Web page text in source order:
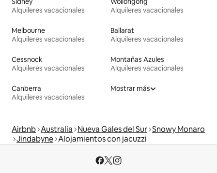
Alquileres vacacionales
Alquileres vacacionales
Melbourne
Alquileres vacacionales
Ballarat
Alquileres vacacionales
Cessnock
Alquileres vacacionales
Montañas Azules
Alquileres vacacionales
Canberra
Alquileres vacacionales
Mostrar más
Airbnb Australia Nueva Gales del Sur Snowy Monaro
Jindabyne Alojamientos con jacuzzi